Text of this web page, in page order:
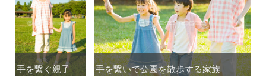
手を繋ぐ親子
手を繋ぐ親子 手を繋いで公園を散歩する家族
手を繋いで公園を散歩する家族